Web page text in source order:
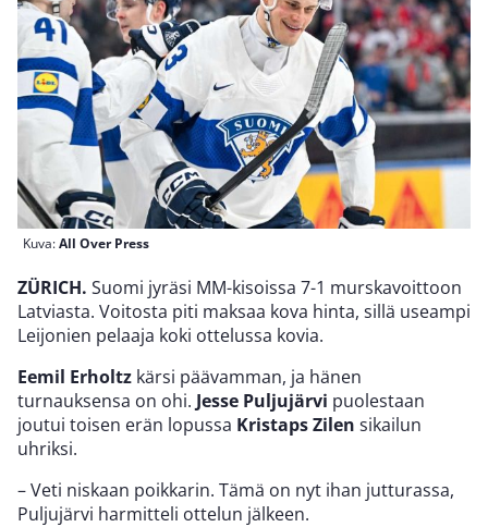
Kuva:All Over Press
ZÜRICH. Suomi jyräsi MM-kisoissa 7-1 murskavoittoon
Latviasta. Voitosta piti maksaa kova hinta, sillä useampi
Leijonien pelaaja koki ottelussa kovia.
Eemil Erholtz kärsi päävamman, ja hänen
turnauksensa on ohi. Jesse Puljujärvi puolestaan
joutui toisen erän lopussa Kristaps Zilen sikailun
uhriksi.
– Veti niskaan poikkarin. Tämä on nyt ihan jutturassa,
Puljujärvi harmitteli ottelun jälkeen.